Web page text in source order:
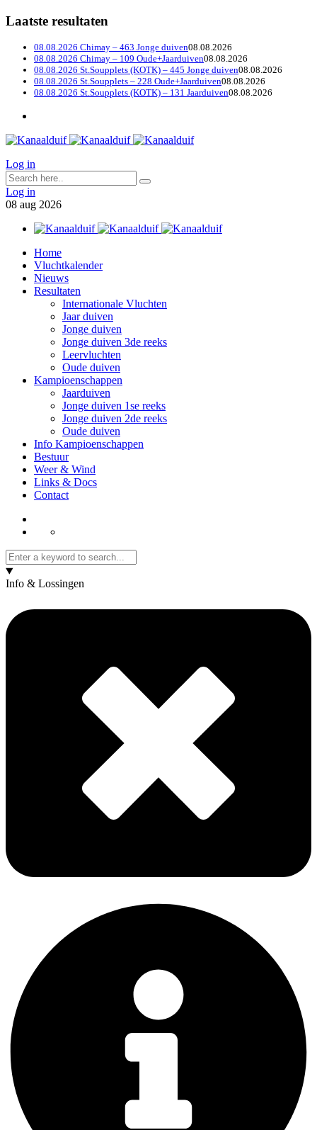
Laatste resultaten
08.08.2026 Chimay – 463 Jonge duiven08.08.2026
08.08.2026 Chimay – 109 Oude+Jaarduiven08.08.2026
08.08.2026 St.Soupplets (KOTK) – 445 Jonge duiven08.08.2026
08.08.2026 St.Soupplets – 228 Oude+Jaarduiven08.08.2026
08.08.2026 St.Soupplets (KOTK) – 131 Jaarduiven08.08.2026
Log in
Log in
08 aug 2026
Home
Vluchtkalender
Nieuws
Resultaten
Internationale Vluchten
Jaar duiven
Jonge duiven
Jonge duiven 3de reeks
Leervluchten
Oude duiven
Kampioenschappen
Jaarduiven
Jonge duiven 1se reeks
Jonge duiven 2de reeks
Oude duiven
Info Kampioenschappen
Bestuur
Weer & Wind
Links & Docs
Contact
Info & Lossingen